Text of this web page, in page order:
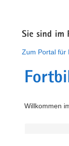
Sie sind im
Zum Portal für
Willkommen